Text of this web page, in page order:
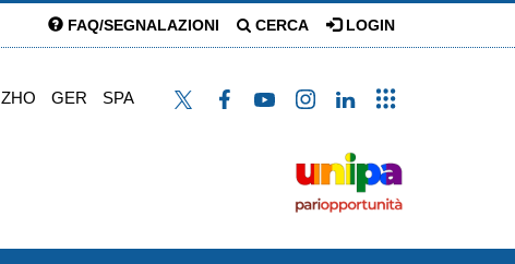
FAQ/SEGNALAZIONI CERCA LOGIN
ZHO GER SPA